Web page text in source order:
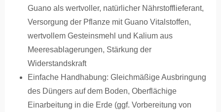
Guano als wertvoller, natürlicher Nährstofflieferant,
Versorgung der Pflanze mit Guano Vitalstoffen,
wertvollem Gesteinsmehl und Kalium aus
Meeresablagerungen, Stärkung der
Widerstandskraft
Einfache Handhabung: Gleichmäßige Ausbringung
des Düngers auf dem Boden, Oberflächige
Einarbeitung in die Erde (ggf. Vorbereitung von